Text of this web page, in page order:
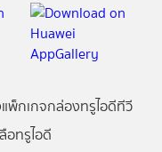
แพ็กเกจกล่องทรูไอดีทีวี
อทรูไอดี